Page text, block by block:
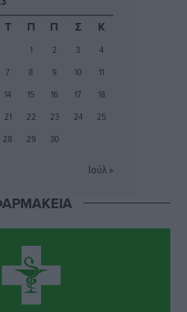
μένει αναμμένο στο κάστρο
ώρες
«Ατζέντα 2030» από το βήμα
Τ Π Π Σ Κ
1 2 3
4
7 8 9 10
11
14 15 16 17
18
21 22 23 24
25
28 29 30
Ιούλ »